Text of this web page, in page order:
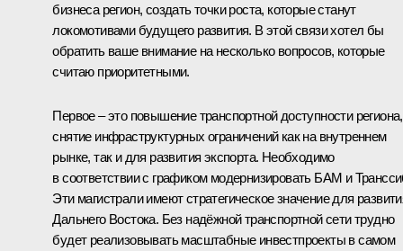
бизнеса регион, создать точки роста, которые станут
локомотивами будущего развития. В этой связи хотел бы
обратить ваше внимание на несколько вопросов, которые
считаю приоритетными.
Первое – это повышение транспортной доступности региона,
снятие инфраструктурных ограничений как на внутреннем
рынке, так и для развития экспорта. Необходимо
в соответствии с графиком модернизировать БАМ и
Эти магистрали имеют стратегическое значение для
Дальнего Востока. Без надёжной транспортной сети трудно
будет реализовывать масштабные инвестпроекты в самом